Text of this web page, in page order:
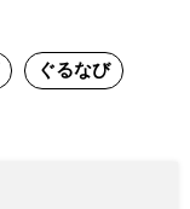
ぐるなび